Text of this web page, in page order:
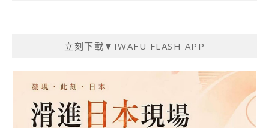
立刻下載▼IWAFU FLASH APP